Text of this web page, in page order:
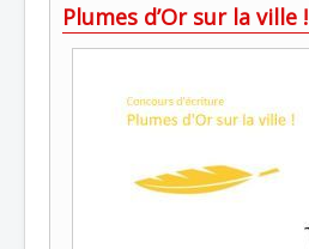
Plumes d’Or sur la ville !